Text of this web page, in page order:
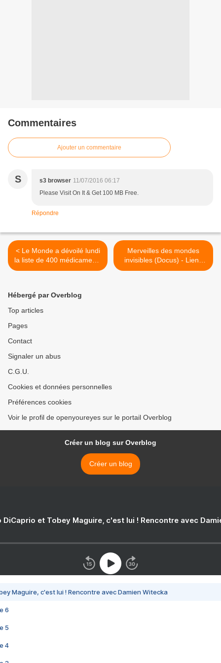
Commentaires
Ajouter un commentaire
S s3 browser 11/07/2016 06:17
Please Visit On It & Get 100 MB Free.
Répondre
< Le Monde a dévoilé lundi
la liste de 400 médicaments
contenant du parabène.
Merveilles des mondes
invisibles (Docus) - Liens
MAJ - >
Hébergé par Overblog
Top articles
Pages
Contact
Signaler un abus
C.G.U.
Cookies et données personnelles
Préférences cookies
Voir le profil de openyoureyes sur le portail Overblog
Créer un blog sur Overblog
Créer un blog
DiCaprio et Tobey Maguire, c'est lui ! Rencontre avec
Maguire, c'est lui ! Rencontre avec Damien Witecka
6
5
4